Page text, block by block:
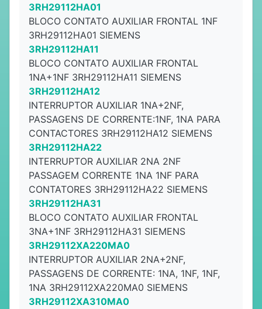
3RH29112HA01
BLOCO CONTATO AUXILIAR FRONTAL 1NF
3RH29112HA01 SIEMENS
3RH29112HA11
BLOCO CONTATO AUXILIAR FRONTAL
1NA+1NF 3RH29112HA11 SIEMENS
3RH29112HA12
INTERRUPTOR AUXILIAR 1NA+2NF,
PASSAGENS DE CORRENTE:1NF, 1NA PARA
CONTACTORES 3RH29112HA12 SIEMENS
3RH29112HA22
INTERRUPTOR AUXILIAR 2NA 2NF
PASSAGEM CORRENTE 1NA 1NF PARA
CONTATORES 3RH29112HA22 SIEMENS
3RH29112HA31
BLOCO CONTATO AUXILIAR FRONTAL
3NA+1NF 3RH29112HA31 SIEMENS
3RH29112XA220MA0
INTERRUPTOR AUXILIAR 2NA+2NF,
PASSAGENS DE CORRENTE: 1NA, 1NF, 1NF,
1NA 3RH29112XA220MA0 SIEMENS
3RH29112XA310MA0